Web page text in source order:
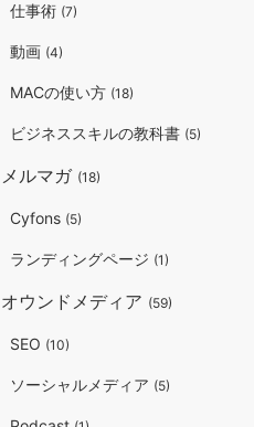
仕事術 (7)
動画 (4)
MACの使い方 (18)
ビジネススキルの教科書 (5)
メルマガ (18)
Cyfons (5)
ランディングページ (1)
オウンドメディア (59)
SEO (10)
ソーシャルメディア (5)